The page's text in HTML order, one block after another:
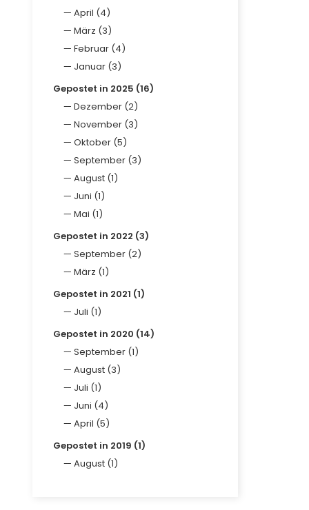
April (4)
März (3)
Februar (4)
Januar (3)
Gepostet in 2025 (16)
Dezember (2)
November (3)
Oktober (5)
September (3)
August (1)
Juni (1)
Mai (1)
Gepostet in 2022 (3)
September (2)
März (1)
Gepostet in 2021 (1)
Juli (1)
Gepostet in 2020 (14)
September (1)
August (3)
Juli (1)
Juni (4)
April (5)
Gepostet in 2019 (1)
August (1)